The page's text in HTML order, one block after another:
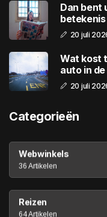
Dan bent
20 juli
Wat kost
auto in
20 juli
Categorieën
Webwinkels
36 Artikelen
Reizen
64 Artikelen